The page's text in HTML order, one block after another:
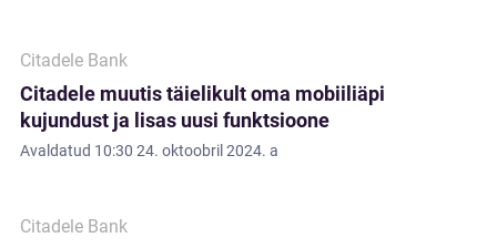
Citadele Bank
Citadele muutis täielikult oma mobiiliäpi
kujundust ja lisas uusi funktsioone
Avaldatud 10:30 24. oktoobril 2024. a
Citadele Bank